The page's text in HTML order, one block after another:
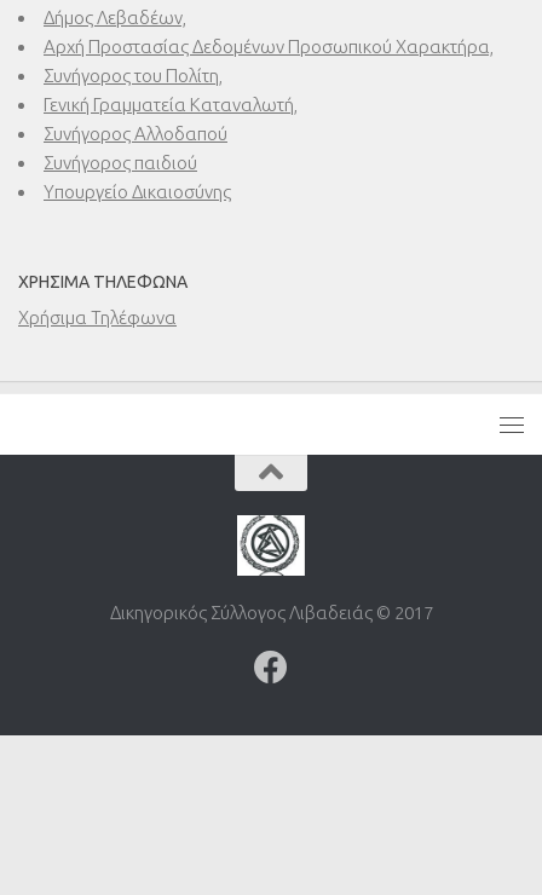
Δήμος Λεβαδέων,
Αρχή Προστασίας Δεδομένων Προσωπικού Χαρακτήρα,
Συνήγορος του Πολίτη,
Γενική Γραμματεία Καταναλωτή,
Συνήγορος Αλλοδαπού
Συνήγορος παιδιού
Υπουργείο Δικαιοσύνης
ΧΡΉΣΙΜΑ ΤΗΛΈΦΩΝΑ
Χρήσιμα Τηλέφωνα
Δικηγορικός Σύλλογος Λιβαδειάς © 2017